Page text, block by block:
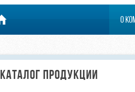
О
КАТАЛОГ ПРОДУКЦИИ